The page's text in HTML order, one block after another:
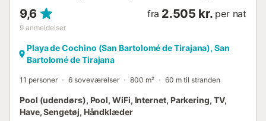
9,6
9 anmeldelser
fra 2.505 kr. per nat
Playa de Cochino (San Bartolomé de Tirajana), San
Bartolomé de Tirajana
11 personer 6 soveværelser 800 m² 60 m til stranden
Pool (udendørs), Pool, WiFi, Internet, Parkering, TV,
Have, Sengetøj, Håndklæder